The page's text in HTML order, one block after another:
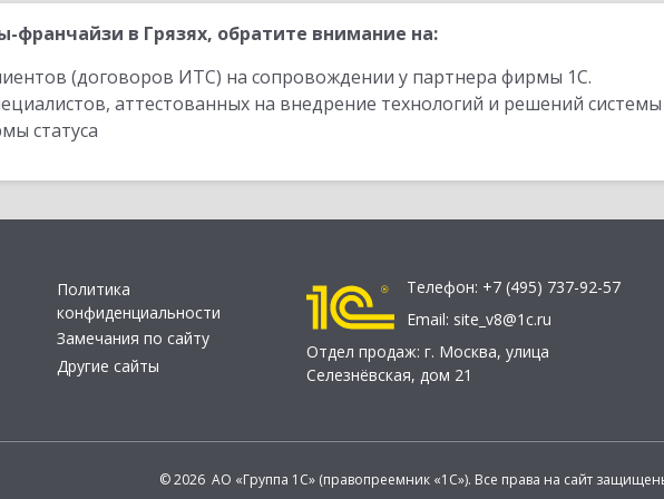
франчайзи в Грязях, обратите внимание на:
(договоров ИТС) на сопровождении у партнера фирмы 1С.
аттестованных на внедрение технологий и решений
статуса
Политика
конфиденциальности
Замечания по сайту
Другие сайты
Телефон: +7 (495) 737-92-57
Email: site_v8@1c.ru
Отдел продаж: г. Москва, улица
Селезнёвская, дом 21
© 2026 АО «Группа 1С» (правопреемник «1С»). Все права на сайт